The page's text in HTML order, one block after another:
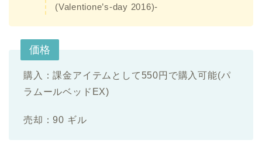
(Valentione’s-day 2016)-
価格
購入：課金アイテムとして550円で購入可能(パ
ラムールベッドEX)
売却：90 ギル